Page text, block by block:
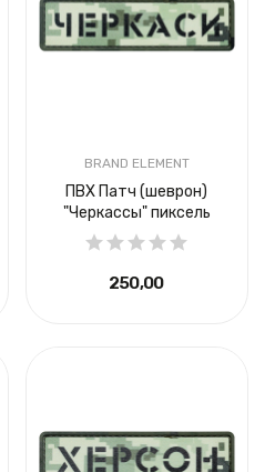
BRAND ELEMENT
ПВХ Патч (шеврон)
"Черкассы" пиксель
250,00 ₴